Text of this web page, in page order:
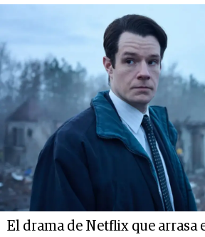
El drama de Netflix que arrasa